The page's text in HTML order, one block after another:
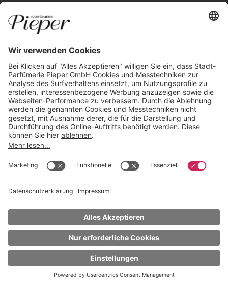
AGB
Widerrufsbelehrung
GARANTIERTE SICHERHEIT
NACH OBEN